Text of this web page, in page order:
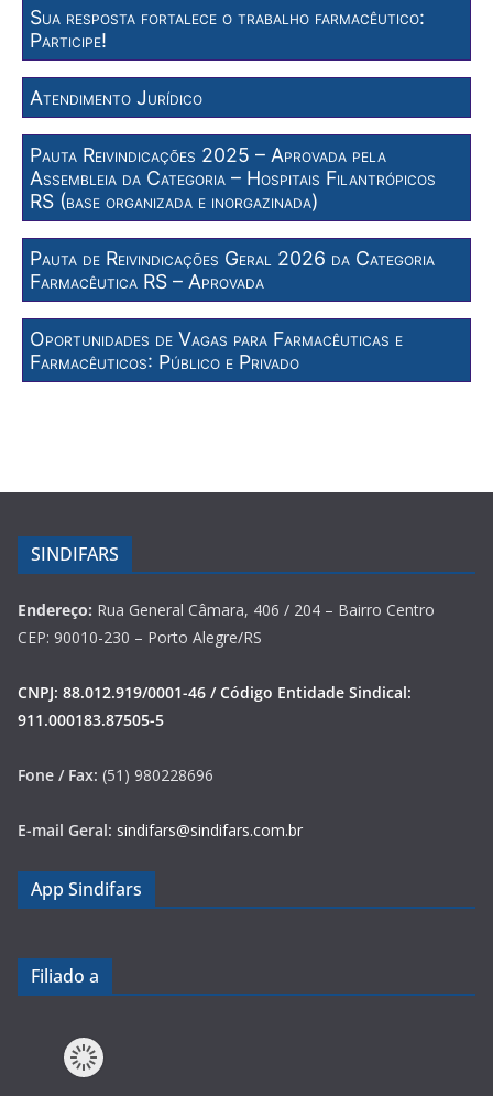
Sua resposta fortalece o trabalho farmacêutico:
Participe!
Atendimento Jurídico
Pauta Reivindicações 2025 – Aprovada pela
Assembleia da Categoria – Hospitais Filantrópicos
RS (base organizada e inorgazinada)
Pauta de Reivindicações Geral 2026 da Categoria
Farmacêutica RS – Aprovada
Oportunidades de Vagas para Farmacêuticas e
Farmacêuticos: Público e Privado
SINDIFARS
Endereço: Rua General Câmara, 406 / 204 – Bairro Centro
CEP: 90010-230 – Porto Alegre/RS
CNPJ: 88.012.919/0001-46 / Código Entidade Sindical:
911.000183.87505-5
Fone / Fax: (51) 980228696
E-mail Geral: sindifars@sindifars.com.br
App Sindifars
Filiado a